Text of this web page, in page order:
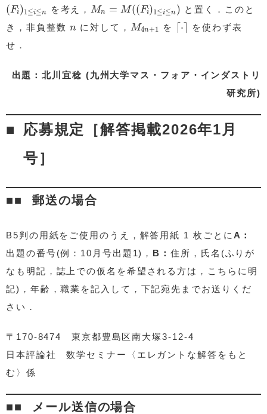
(Fi)1≦i≦n
( Fi)1 を考え， Mn = M((Fi)1≦i≦n)
Mn ((Fi) 1≦
と置く．このと
き，非負整数n
n に対して， M4n+1
M4 を ⌈⋅⌉
⌈⋅⌉
を使わず表
せ．
出題：北川宜稔 (九州大学マス・フォア・インダストリ
研究所)
応募規定［解答掲載2026年1月
号］
郵送の場合
B5判の用紙をご使用のうえ，解答用紙 1 枚ごとに A：
出題の番号(例：10月号出題1)， B：住所，氏名(ふりが
なも明記，誌上での仮名を希望される方は，こちらに明
記)，年齢，職業を記入して，下記宛先までお送りくだ
さい．
〒170-8474 東京都豊島区南大塚3-12-4
日本評論社 数学セミナー〈エレガントな解答をもと
む〉係
メール送信の場合